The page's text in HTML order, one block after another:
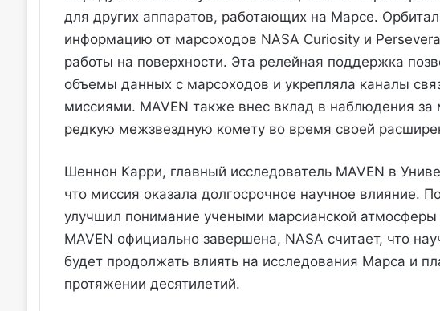
для других аппаратов, работающих на Марсе.
информацию от марсоходов NASA Curiosity и
работы на поверхности. Эта релейная поддержка
объемы данных с марсоходов и укрепляла каналы
миссиями. MAVEN также внес вклад в наблюдения
редкую межзвездную комету во время своей
Шеннон Карри, главный исследователь MAVEN в
что миссия оказала долгосрочное научное влияние.
улучшил понимание учеными марсианской
MAVEN официально завершена, NASA считает, что
будет продолжать влиять на исследования Марса и
протяжении десятилетий.